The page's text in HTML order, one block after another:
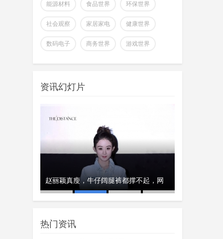
能源材料 食品世界 环保世界
社会观察 家居家电 健康世界
数码电子 商务世界 游戏世界
资讯幻灯片
赵丽颖真瘦，牛仔阔腿裤都撑不起，网
热门资讯
全球首个可变形个人机器人，
上纬新材今日官宣，全球首个可
登场。据介绍，上纬新
这个月会有多款国产重量级大模
型发布，除了DeepSeek V4正式版之
外，最受关注的当属月
澳大利亚将推出其人工智能标
准并在政府内设
澳大利亚联邦政府当地时间今日